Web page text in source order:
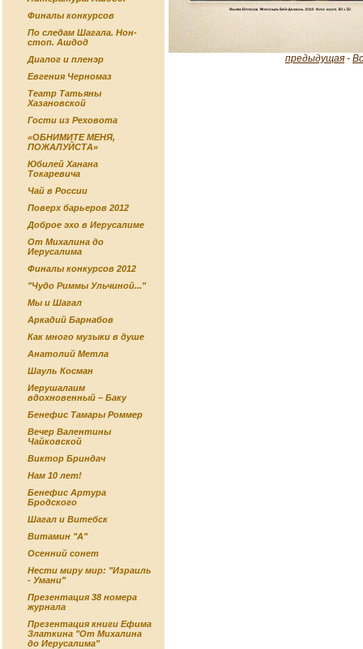
Финалы конкурсов
По следам Шагала. Нон-
стоп. Ашдод
Диалог и пленэр
Евгения Черномаз
Театр Татьяны
Хазановской
Гости из Реховота
«ОБНИМИТЕ МЕНЯ,
ПОЖАЛУЙСТА»
Юбилей Ханана
Токаревича
Чай в России
Поверх барьеров 2012
Доброе эхо в Иерусалиме
От Михалина до
Иерусалима
Финалы конкурсов 2012
"Чудо Риммы Ульчиной..."
Мы и Шагал
Аркадий Барнабов
Как много музыки в душе
Анатолий Метла
Шауль Косман
Иерушалаим
вдохновенный – Баку
Бенефис Тамары Роммер
Вечер Валентины
Чайковской
Виктор Бриндач
Нам 10 лет!
Бенефис Артура
Бродского
Шагал и Витебск
Витамин "А"
Осенний сонет
Нести миру мир: "Израиль
- Умани"
Презентация 38 номера
журнала
Презентация книги Ефима
Златкина "От Михалина
до Иерусалима"
предыдущая -